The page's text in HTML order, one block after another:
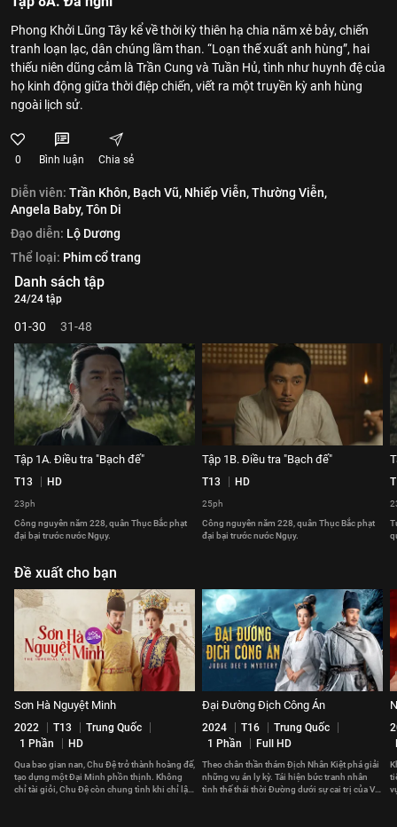
Phong Khởi Lũng Tây kể về thời kỳ thiên hạ chia năm xẻ bảy, chiến
tranh loạn lạc, dân chúng lầm than. “Loạn thế xuất anh hùng”, hai
thiếu niên dũng cảm là Trần Cung và Tuần Hủ, tình như huynh đệ của
họ kinh động giữa thời điệp chiến, viết ra một truyền kỳ anh hùng
ngoài lịch sử.
0 Bình luận Chia sẻ
Diễn viên: Trần Khôn, Bạch Vũ, Nhiếp Viễn,Thường Viễn,
Angela Baby,Tôn Di
Đạo diễn: Lộ Dương
Thể loại: Phim cổ trang
Danh sách tập
24/24 tập
01-30 31-48
Tập 1A. Điều tra "Bạch đế"
T13 HD
23ph
Công nguyên năm 228, quân Thục Bắc phạt
đại bại trước nước Ngụy.
Tập 1B. Điều tra "Bạch đế"
T13 HD
25ph
Công nguyên năm 228, quân Thục Bắc phạt
đại bại trước nước Ngụy.
Đề xuất cho bạn
Sơn Hà Nguyệt Minh
2022 T13
Trung Quốc
1 Phần
HD
Qua bao gian nan, Chu Đệ trở thành hoàng đế,
tạo dựng một Đại Minh phồn thịnh. Không
chỉ tài giỏi, Chu Đệ còn chung tình khi chỉ lập
Đại Đường Địch Công Án
2024 T16
Trung Quốc
1 Phần
Full HD
Theo chân thần thám Địch Nhân Kiệt phá giải
những vụ án ly kỳ. Tái hiện bức tranh nhân
tình thế thái thời Đường dưới sự cai trị của Võ